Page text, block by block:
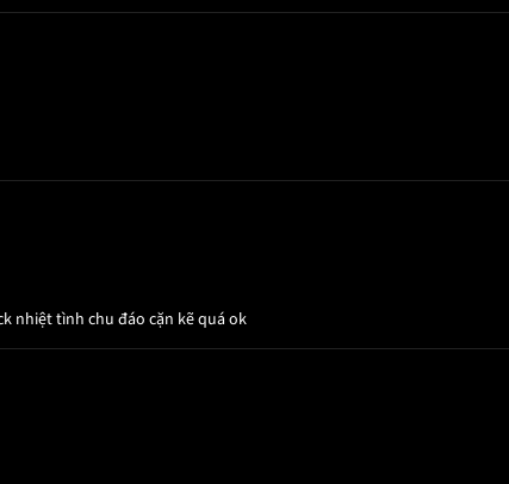
nhiệt tình chu đáo cặn kẽ quá ok